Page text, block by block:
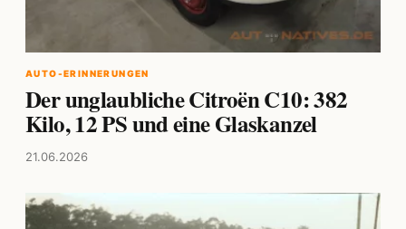
AUTO-ERINNERUNGEN
Der unglaubliche Citroën C10: 382
Kilo, 12 PS und eine Glaskanzel
21.06.2026